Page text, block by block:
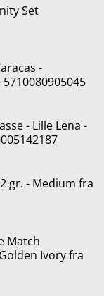
Set
-
- Lille Lena -
gr. - Medium fra
Match
Ivory fra